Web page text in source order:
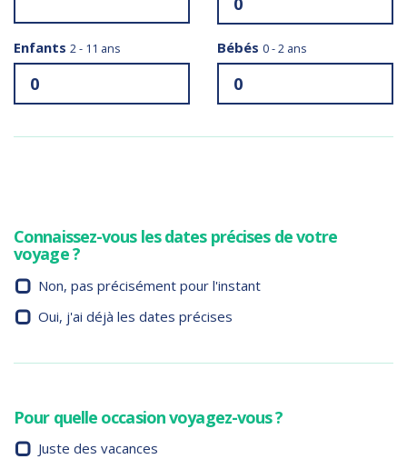
Enfants 2 - 11 ans Bébés 0 - 2 ans
Connaissez-vous les dates précises de votre
voyage ?
Non, pas précisément pour l'instant
Oui, j'ai déjà les dates précises
Pour quelle occasion voyagez-vous ?
Juste des vacances